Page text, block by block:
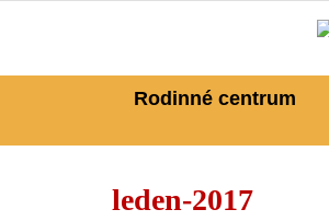
Rodinné centrum
leden-2017